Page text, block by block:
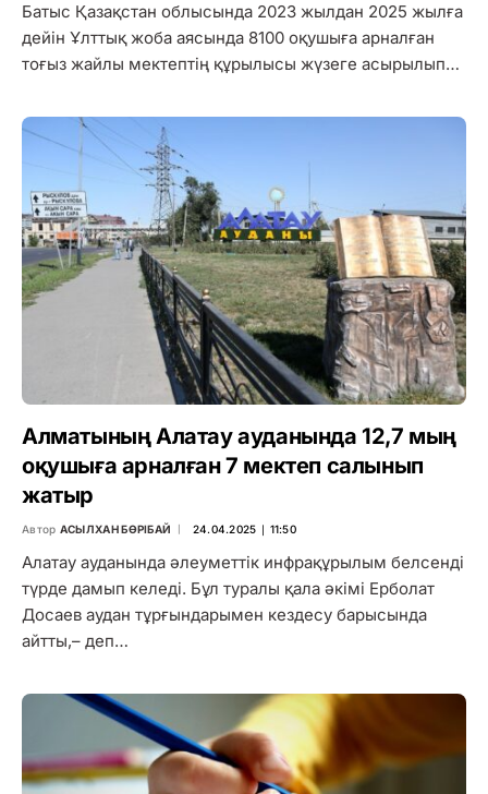
Батыс Қазақстан облысында 2023 жылдан 2025 жылға
дейін Ұлттық жоба аясында 8100 оқушыға арналған
тоғыз жайлы мектептің құрылысы жүзеге асырылып…
Алматының Алатау ауданында 12,7 мың
оқушыға арналған 7 мектеп салынып
жатыр
Автор АСЫЛХАН БӨРІБАЙ 24.04.2025 ∣ 11:50
Алатау ауданында әлеуметтік инфрақұрылым белсенді
түрде дамып келеді. Бұл туралы қала әкімі Ерболат
Досаев аудан тұрғындарымен кездесу барысында
айтты,– деп…